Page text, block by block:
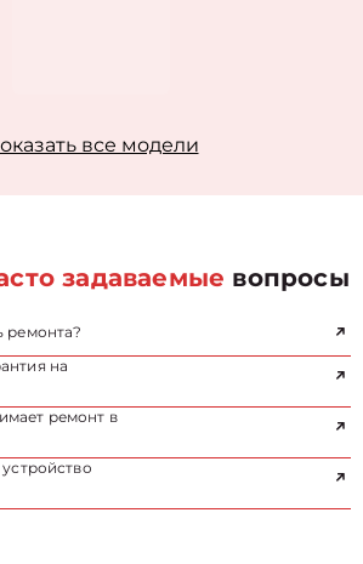
все модели
задаваемые вопросы
ремонта?
на
ремонт в